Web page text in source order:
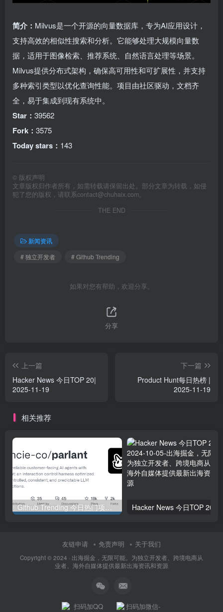
简介： Milvus是一个开源的向量数据库，专为AI应用设计，
支持高效的相似性搜索和分析。它能够处理大规模向量数
据，适用于图像检索、推荐系统、自然语言处理等场景。
Milvus提供分布式架构，确保高可用性和可扩展性，并支持
多种索引类型以优化查询性能。项目由社区驱动，文档齐
全，易于集成到现有系统中。
Star： 39562
Fork： 3575
Today stars： 143
© 版权声明
文章版权归作者所有，如需转载请保留出处。部分文章为转载，如侵
犯了您的版权，请联系contact@chuhaix.com。
THE END
新闻资讯
# 独立开发者
# Github Trending
如果对您有帮助，欢迎分享。
分享
上一篇
Hacker News 今日TOP 20|
2025-11-19
下一篇
Product Hunt每日热榜 |
2025-11-19
相关推荐
Github Trending 今日热门项目 | 2025-09-06
友链申请 免责声明 关于我们
Copyright © 2024 · 出海掘金，无限可能。为独立开发者、跨境电商从
业者、海外自媒体提供最新出海资讯和资源